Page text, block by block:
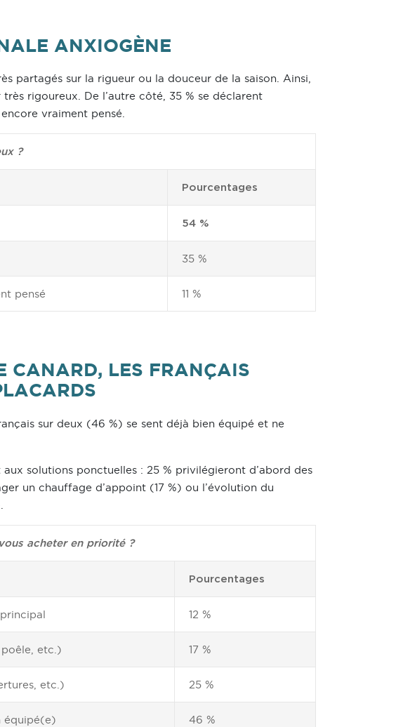
ANXIOGÈNE
partagés sur la rigueur ou la douceur de la saison. Ainsi,
rigoureux. De l’autre côté, 35 % se déclarent
vraiment pensé.
?
Pourcentages
54 %
35 %
pensé 11 %
CANARD, LES FRANÇAIS
sur deux (46 %) se sent déjà bien équipé et ne
solutions ponctuelles : 25 % privilégieront d’abord des
un chauffage d’appoint (17 %) ou l’évolution du
acheter en priorité ?
Pourcentages
12 %
etc.) 17 %
etc.) 25 %
équipé(e) 46 %